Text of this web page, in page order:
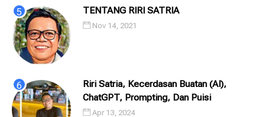
TENTANG RIRI SATRIA
Nov 14, 2021
Riri Satria, Kecerdasan Buatan (AI),
ChatGPT, Prompting, Dan Puisi
Apr 13, 2024